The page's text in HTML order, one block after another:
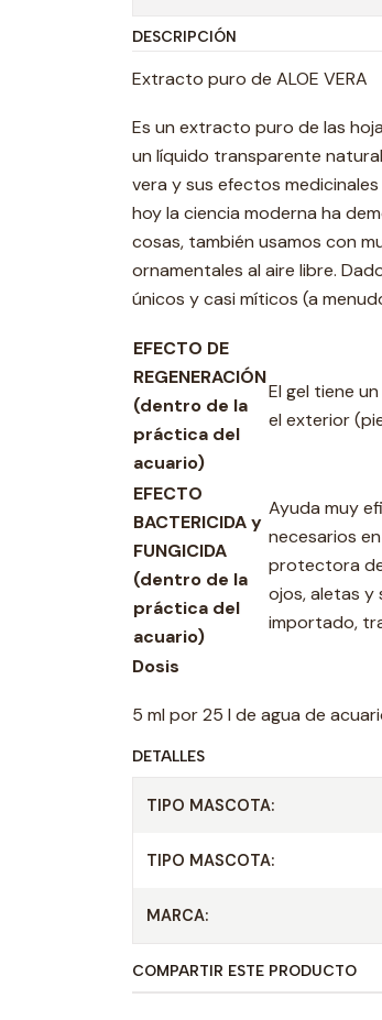
DESCRIPCIÓN
Extracto puro de ALOE VERA
Es un extracto puro de las
un líquido transparente
vera y sus efectos
hoy la ciencia moderna ha
cosas, también usamos con
ornamentales al aire libre.
únicos y casi míticos (a
EFECTO DE
REGENERACIÓN
(dentro de la
práctica del
acuario)
El gel tiene
el exterior
EFECTO
BACTERICIDA y
FUNGICIDA
(dentro de la
práctica del
acuario)
Ayuda muy
necesarios
protectora de
ojos, aletas y
importado,
Dosis
5 ml por 25 l de agua de
DETALLES
TIPO MASCOTA:
TIPO MASCOTA:
MARCA:
COMPARTIR ESTE PRODUCTO